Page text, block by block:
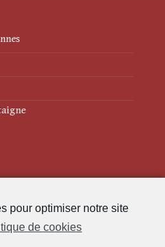
pour optimiser notre site
de cookies